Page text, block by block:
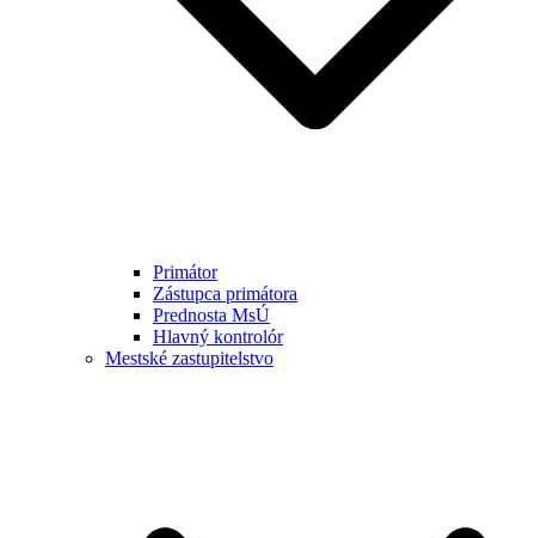
Primátor
Zástupca primátora
Prednosta MsÚ
Hlavný kontrolór
Mestské zastupitelstvo